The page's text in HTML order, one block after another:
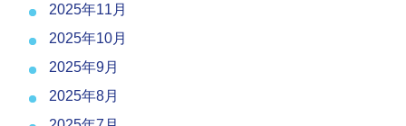
2025年11月
2025年10月
2025年9月
2025年8月